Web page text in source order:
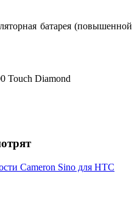
батарея (повышенной
Diamond
Cameron Sino для HTC